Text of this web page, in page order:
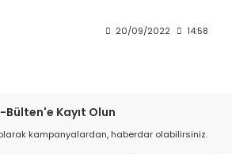
20/09/2022 14:58
Bülten'e Kayıt Olun
kampanyalardan, haberdar olabilirsiniz.